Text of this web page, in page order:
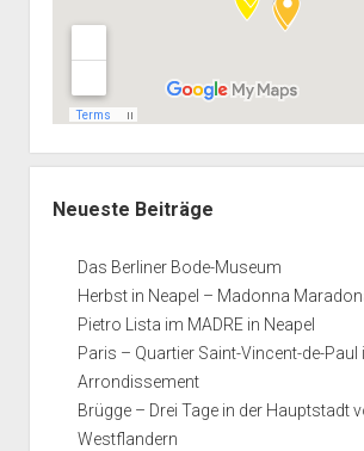
Neueste Beiträge
Das Berliner Bode-Museum
Herbst in Neapel – Madonna
Pietro Lista im MADRE in Neapel
Paris – Quartier Saint-Vincent-de-Paul
Arrondissement
Brügge – Drei Tage in der Hauptstadt
Westflandern